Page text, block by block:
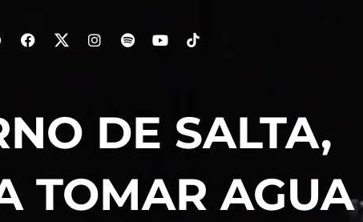
DE SALTA,
TOMAR AGUA